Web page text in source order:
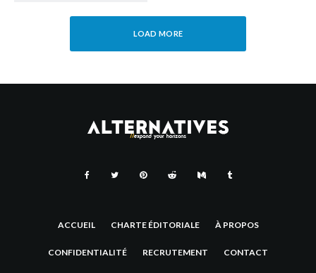
LOAD MORE
ACCUEIL CHARTE ÉDITORIALE À PROPOS
CONFIDENTIALITÉ RECRUTEMENT CONTACT